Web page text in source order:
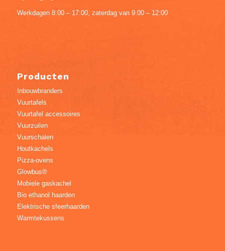
Werkdagen 8:00 – 17:00, zaterdag van 9:00 – 12:00
Producten
Inbouwbranders
Vuurtafels
Vuurtafel accessoires
Vuurzuilen
Vuurschalen
Houtkachels
Pizza-ovens
Glowbus®
Mobiele gaskachel
Bio ethanol haarden
Elektrische sfeerhaarden
Warmtekussens